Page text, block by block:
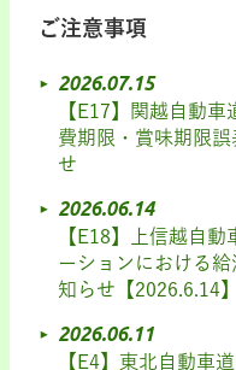
ご注意事項
2026.07.15
【E17】関越自動
費期限・賞味期限
せ
2026.06.14
【E18】上信越自
ーションにおける
知らせ【2026.6.14】
2026.06.11
【E4】東北自動車